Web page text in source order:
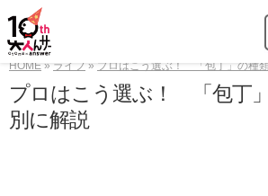
HOME ライフ プロはこう選ぶ！ 「包丁」の種
プロはこう選ぶ！ 「包丁
別に解説